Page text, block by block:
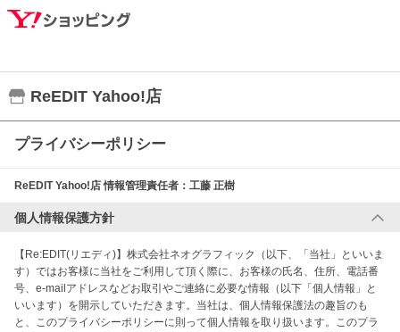
ReEDIT Yahoo!店
プライバシーポリシー
ReEDIT Yahoo!店情報管理責任者： 工藤 正樹
個人情報保護方針
【Re:EDIT(リエディ)】株式会社ネオグラフィック（以下、「当社」といいま
す）ではお客様に当社をご利用して頂く際に、お客様の氏名、住所、電話番
号、e-mailアドレスなどお取引やご連絡に必要な情報（以下「個人情報」と
いいます）を開示していただきます。当社は、個人情報保護法の趣旨のも
と、このプライバシーポリシーに則って個人情報を取り扱います。このプラ